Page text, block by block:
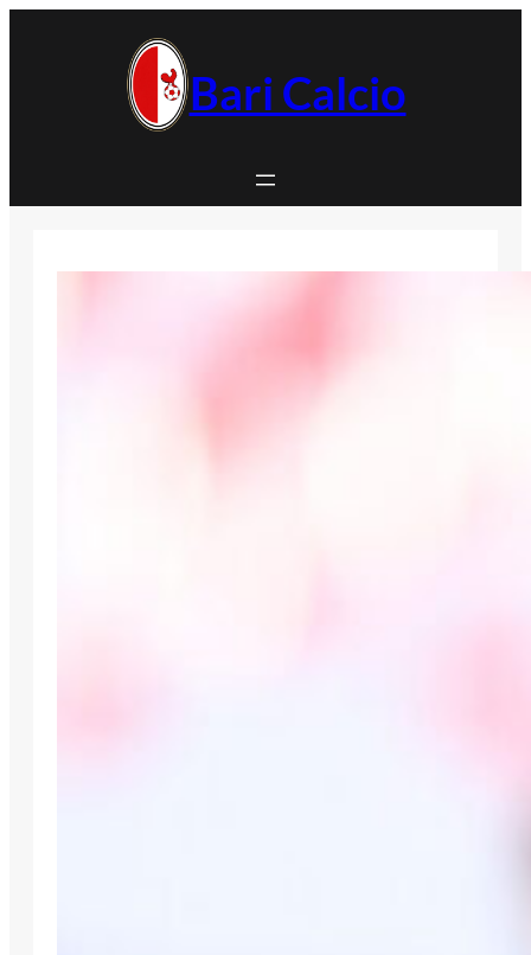
Bari Calcio